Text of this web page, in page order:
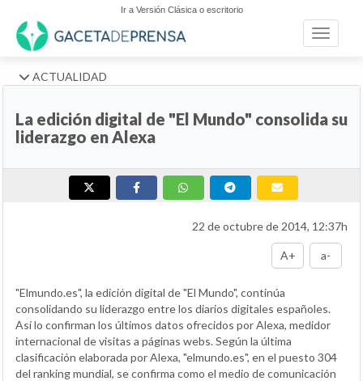
Ir a Versión Clásica o escritorio
Toggle
ACTUALIDAD
La edición digital de "El Mundo" consolida su
liderazgo en Alexa
22 de octubre de 2014, 12:37h
A+ a-
"Elmundo.es", la edición digital de "El Mundo", continúa
consolidando su liderazgo entre los diarios digitales españoles.
Así lo confirman los últimos datos ofrecidos por Alexa, medidor
internacional de visitas a páginas webs. Según la última
clasificación elaborada por Alexa, "elmundo.es", en el puesto 304
del ranking mundial, se confirma como el medio de comunicación